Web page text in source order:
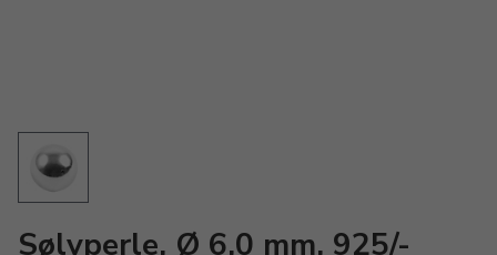
Sølvperle, Ø 6,0 mm, 925/-